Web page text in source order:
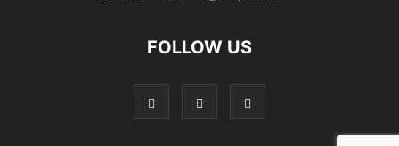
FOLLOW US